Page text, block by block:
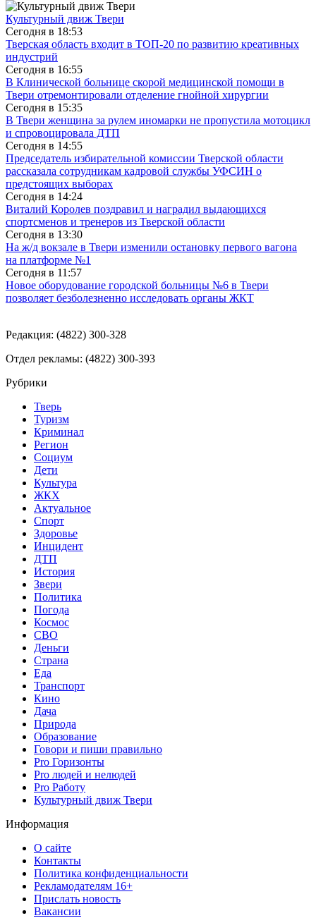
Культурный движ Твери
Сегодня в 18:53
Тверская область входит в ТОП-20 по развитию креативных
индустрий
Сегодня в 16:55
В Клинической больнице скорой медицинской помощи в
Твери отремонтировали отделение гнойной хирургии
Сегодня в 15:35
В Твери женщина за рулем иномарки не пропустила мотоцикл
и спровоцировала ДТП
Сегодня в 14:55
Председатель избирательной комиссии Тверской области
рассказала сотрудникам кадровой службы УФСИН о
предстоящих выборах
Сегодня в 14:24
Виталий Королев поздравил и наградил выдающихся
спортсменов и тренеров из Тверской области
Сегодня в 13:30
На ж/д вокзале в Твери изменили остановку первого вагона
на платформе №1
Сегодня в 11:57
Новое оборудование городской больницы №6 в Твери
позволяет безболезненно исследовать органы ЖКТ
Редакция: (4822) 300-328
Отдел рекламы: (4822) 300-393
Рубрики
Тверь
Туризм
Криминал
Регион
Социум
Дети
Культура
ЖКХ
Актуальное
Спорт
Здоровье
Инцидент
ДТП
История
Звери
Политика
Погода
Космос
СВО
Деньги
Страна
Еда
Транспорт
Кино
Дача
Природа
Образование
Говори и пиши правильно
Pro Горизонты
Pro людей и нелюдей
Pro Работу
Культурный движ Твери
Информация
О сайте
Контакты
Политика конфиденциальности
Рекламодателям 16+
Прислать новость
Вакансии